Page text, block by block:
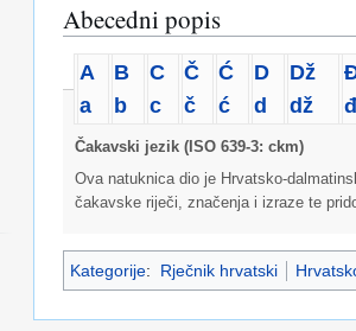
Abecedni popis
A
a
B
b
C
c
Č
č
Ć
ć
D
d
Dž
dž
đ
Čakavski jezik (ISO 639-3: ckm)
Ova natuknica dio je Hrvatsko-
čakavske riječi, značenja i izraze te
Kategorije: Rječnik hrvatski